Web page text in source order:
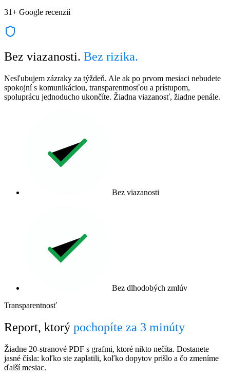
31+ Google recenzií
Bez viazanosti. Bez rizika.
Nesľubujem zázraky za týždeň. Ale ak po prvom mesiaci nebudete
spokojní s komunikáciou, transparentnosťou a prístupom,
spoluprácu jednoducho ukončíte. Žiadna viazanosť, žiadne penále.
Bez viazanosti
Bez dlhodobých zmlúv
Transparentnosť
Report, ktorý pochopíte za 3 minúty
Žiadne 20-stranové PDF s grafmi, ktoré nikto nečíta. Dostanete
jasné čísla: koľko ste zaplatili, koľko dopytov prišlo a čo zmeníme
ďalší mesiac.